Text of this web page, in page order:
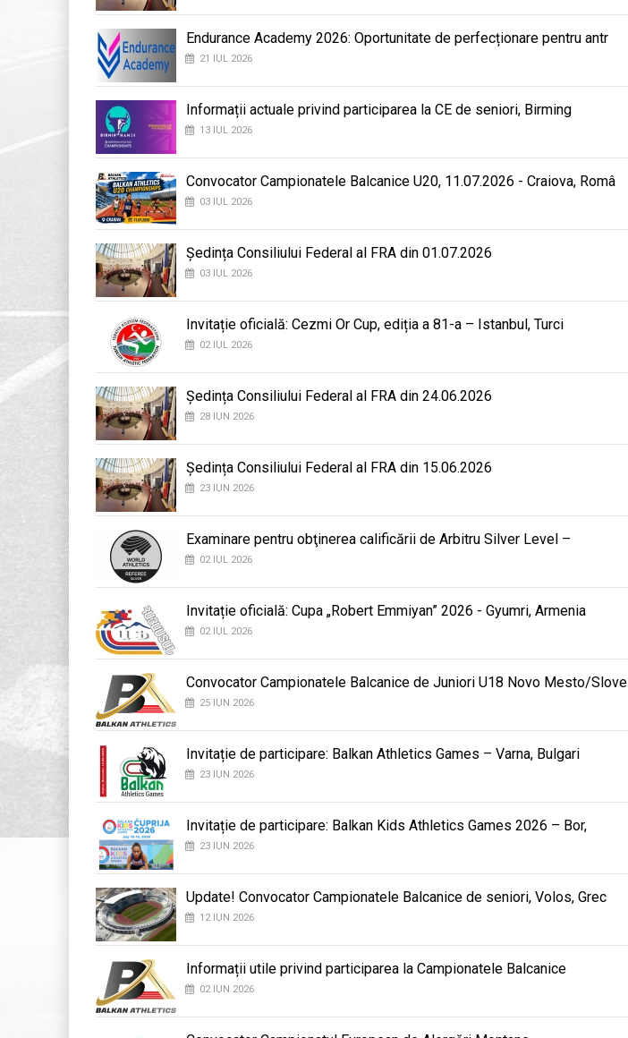
Endurance Academy 2026: Oportunitate de perfecționare pentru antr
21 IUL 2026
Informații actuale privind participarea la CE de seniori, Birming
13 IUL 2026
Convocator Campionatele Balcanice U20, 11.07.2026 - Craiova, Româ
03 IUL 2026
Ședința Consiliului Federal al FRA din 01.07.2026
03 IUL 2026
Invitație oficială: Cezmi Or Cup, ediția a 81-a – Istanbul, Turci
02 IUL 2026
Ședința Consiliului Federal al FRA din 24.06.2026
28 IUN 2026
Ședința Consiliului Federal al FRA din 15.06.2026
23 IUN 2026
Examinare pentru obţinerea calificării de Arbitru Silver Level –
02 IUL 2026
Invitație oficială: Cupa „Robert Emmiyan” 2026 - Gyumri, Armenia
02 IUL 2026
Convocator Campionatele Balcanice de Juniori U18 Novo Mesto/Slove
25 IUN 2026
Invitație de participare: Balkan Athletics Games – Varna, Bulgari
23 IUN 2026
Invitație de participare: Balkan Kids Athletics Games 2026 – Bor,
23 IUN 2026
Update! Convocator Campionatele Balcanice de seniori, Volos, Grec
12 IUN 2026
Informații utile privind participarea la Campionatele Balcanice
02 IUN 2026